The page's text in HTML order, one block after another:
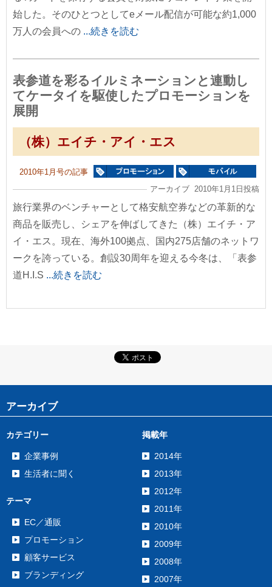
始した。そのひとつとしてeメール配信が可能な約1,000
万人の会員への ...続きを読む
表参道を彩るイルミネーションと連動し
てケータイを駆使したプロモーションを
展開
（株）エイチ・アイ・エス
2010年1月号の記事
アーカイブ 2010年1月1日投稿
旅行業界のベンチャーとして格安航空券などの革新的な
商品を販売し、シェアを伸ばしてきた（株）エイチ・ア
イ・エス。現在、海外100拠点、国内275店舗のネットワ
ークを誇っている。創設30周年を迎える今冬は、「表参
道H.I.S ...続きを読む
アーカイブ
カテゴリー
企業事例
生活者に聞く
テーマ
EC／通販
プロモーション
顧客サービス
ブランディング
掲載年
2014年
2013年
2012年
2011年
2010年
2009年
2008年
2007年